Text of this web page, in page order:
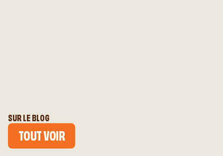
SUR LE BLOG
TOUT VOIR